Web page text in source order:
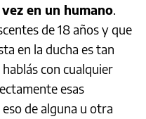
en un humano.
de 18 años y que
en la ducha es tan
con cualquier
esas
de alguna u otra